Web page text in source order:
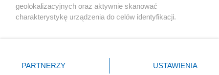
geolokalizacyjnych oraz aktywnie skanować
charakterystykę urządzenia do celów identyfikacji.
zmienić/wycofać klikając przycisk ustawień prywatności
znajdujący się w lewym dolnym rogu strony
PARTNERZY USTAWIENIA